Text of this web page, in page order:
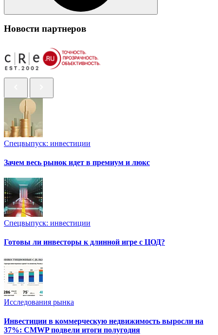
Новости партнеров
Спецвыпуск: инвестиции
Зачем весь рынок идет в премиум и люкс
Спецвыпуск: инвестиции
Готовы ли инвесторы к длинной игре с ЦОД?
Исследования рынка
Инвестиции в коммерческую недвижимость выросли на
37%: CMWP подвели итоги полугодия